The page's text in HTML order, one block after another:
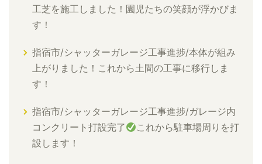
工芝を施工しました！園児たちの笑顔が浮かびま
す！
指宿市/シャッターガレージ工事進捗/本体が組み
上がりました！これから土間の工事に移行しま
す！
指宿市/シャッターガレージ工事進捗/ガレージ内
コンクリート打設完了
これから駐車場周りを打
設します！